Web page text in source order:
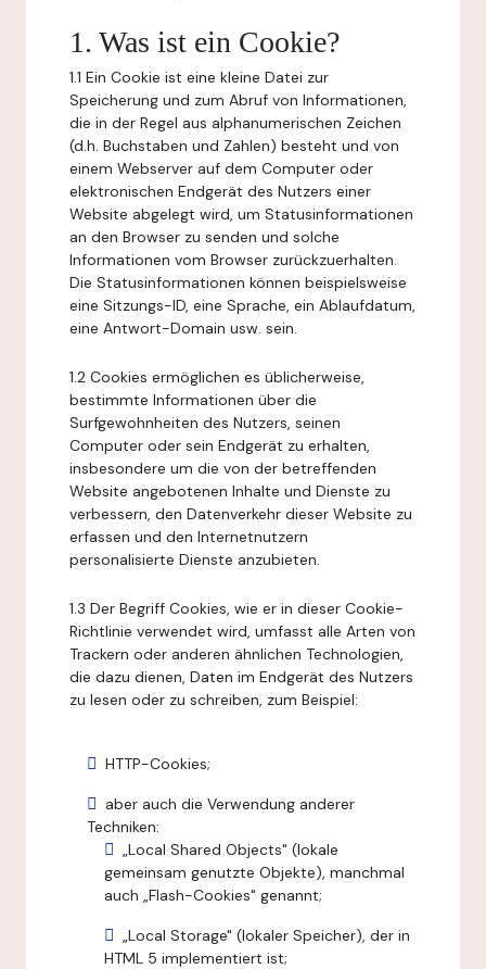
1. Was ist ein Cookie?
1.1 Ein Cookie ist eine kleine Datei zur
Speicherung und zum Abruf von Informationen,
die in der Regel aus alphanumerischen Zeichen
(d.h. Buchstaben und Zahlen) besteht und von
einem Webserver auf dem Computer oder
elektronischen Endgerät des Nutzers einer
Website abgelegt wird, um Statusinformationen
an den Browser zu senden und solche
Informationen vom Browser zurückzuerhalten.
Die Statusinformationen können beispielsweise
eine Sitzungs-ID, eine Sprache, ein Ablaufdatum,
eine Antwort-Domain usw. sein.
1.2 Cookies ermöglichen es üblicherweise,
bestimmte Informationen über die
Surfgewohnheiten des Nutzers, seinen
Computer oder sein Endgerät zu erhalten,
insbesondere um die von der betreffenden
Website angebotenen Inhalte und Dienste zu
verbessern, den Datenverkehr dieser Website zu
erfassen und den Internetnutzern
personalisierte Dienste anzubieten.
1.3 Der Begriff Cookies, wie er in dieser Cookie-
Richtlinie verwendet wird, umfasst alle Arten von
Trackern oder anderen ähnlichen Technologien,
die dazu dienen, Daten im Endgerät des Nutzers
zu lesen oder zu schreiben, zum Beispiel:
HTTP-Cookies;
aber auch die Verwendung anderer
Techniken:
„Local Shared Objects" (lokale
gemeinsam genutzte Objekte), manchmal
auch „Flash-Cookies" genannt;
„Local Storage" (lokaler Speicher), der in
HTML 5 implementiert ist;